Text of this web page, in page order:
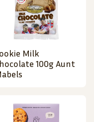
Milk
100g Aunt